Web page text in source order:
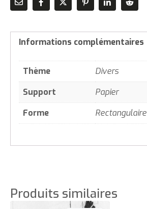
Informations complémentaires
Thème
Divers
Support
Papier
Forme
Rectangulaire
Produits similaires